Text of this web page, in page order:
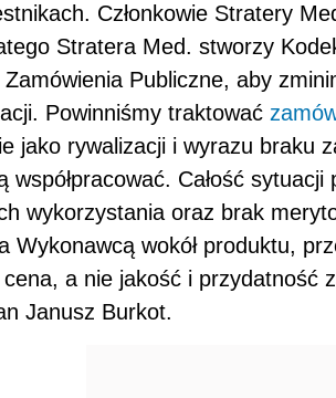
Członkowie Stratery
Stratera Med. stworzy
Publiczne, aby
Powinniśmy traktować
jako rywalizacji i wyrazu braku
współpracować. Całość
wykorzystania oraz brak
Wykonawcą wokół produktu,
a nie jakość i przydatność
Janusz Burkot.